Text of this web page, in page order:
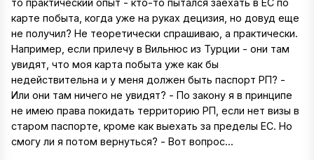
то практический опыт - кто-то пытался заехать в ЕС по
карте побыта, когда уже на руках децизия, но довуд еще
не получил? Не теоретически спрашиваю, а практически.
Например, если прилечу в Вильнюс из Турции - они там
увидят, что моя карта побыта уже как бы
недействительна и у меня должен быть паспорт РП? -
Или они там ничего не увидят? - По закону я в принципе
не имею права покидать территорию РП, если нет визы в
старом паспорте, кроме как выехать за пределы ЕС. Но
смогу ли я потом вернуться? - Вот вопрос...